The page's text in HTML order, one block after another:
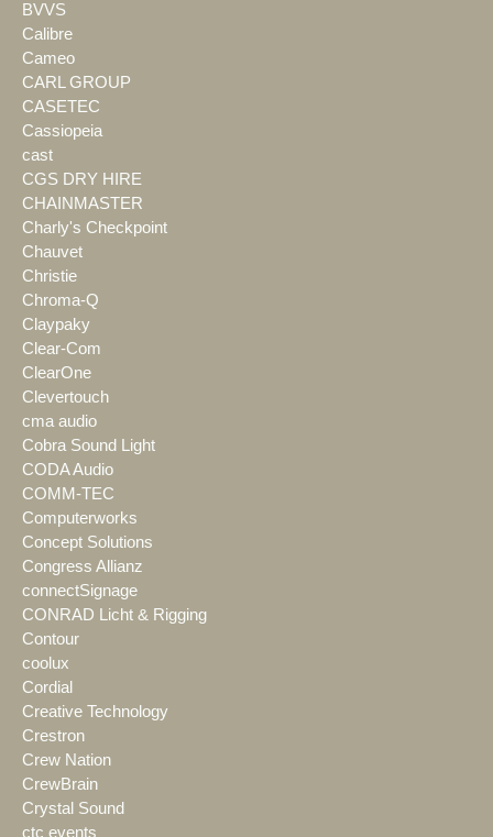
BVVS
Calibre
Cameo
CARL GROUP
CASETEC
Cassiopeia
cast
CGS DRY HIRE
CHAINMASTER
Charly's Checkpoint
Chauvet
Christie
Chroma-Q
Claypaky
Clear-Com
ClearOne
Clevertouch
cma audio
Cobra Sound Light
CODA Audio
COMM-TEC
Computerworks
Concept Solutions
Congress Allianz
connectSignage
CONRAD Licht & Rigging
Contour
coolux
Cordial
Creative Technology
Crestron
Crew Nation
CrewBrain
Crystal Sound
ctc events